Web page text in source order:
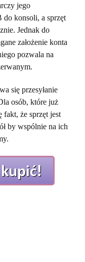
jego
do konsoli, a sprzęt
Jednak do
założenie konta
pozwala na
się przesyłanie
osób, które już
fakt, że sprzęt jest
by wspólnie na ich